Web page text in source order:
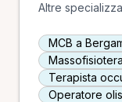
Altre
MCB a
Terapista
Operatore